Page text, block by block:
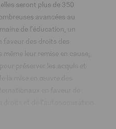
seront plus de 350
avancées au
de l’éducation, un
faveur des droits des